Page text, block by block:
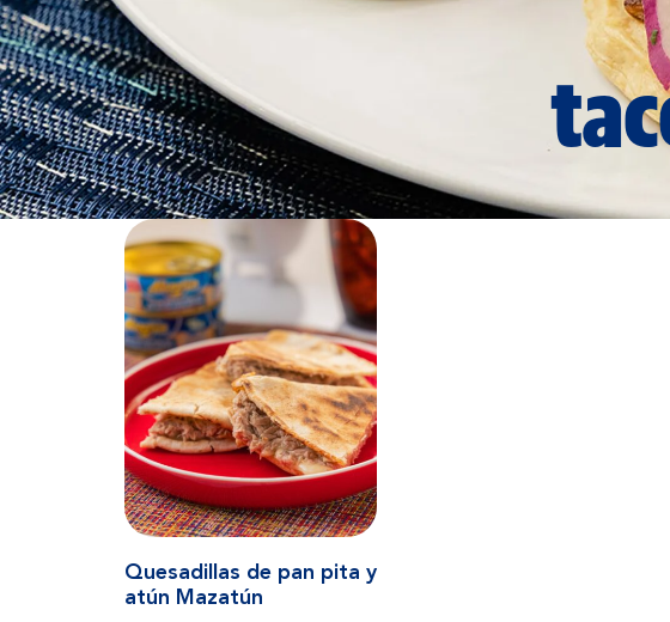
Quesadillas de pan pita y
atún Mazatún